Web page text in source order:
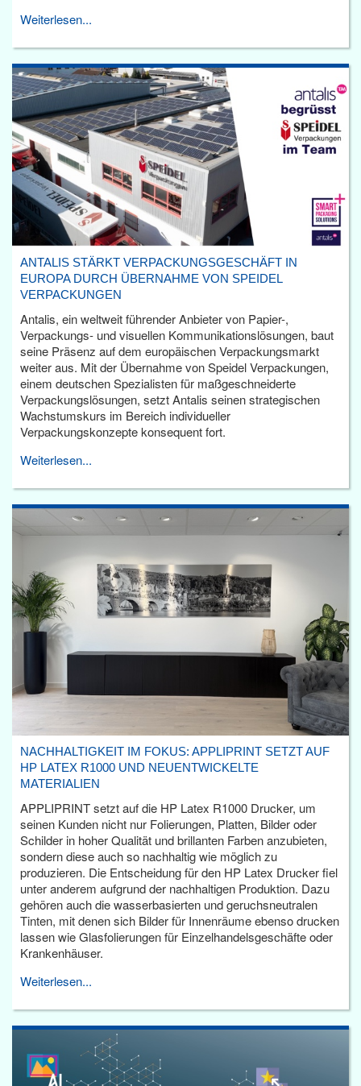
Weiterlesen...
ANTALIS STÄRKT VERPACKUNGSGESCHÄFT IN
EUROPA DURCH ÜBERNAHME VON SPEIDEL
VERPACKUNGEN
Antalis, ein weltweit führender Anbieter von Papier-,
Verpackungs- und visuellen Kommunikationslösungen, baut
seine Präsenz auf dem europäischen Verpackungsmarkt
weiter aus. Mit der Übernahme von Speidel Verpackungen,
einem deutschen Spezialisten für maßgeschneiderte
Verpackungslösungen, setzt Antalis seinen strategischen
Wachstumskurs im Bereich individueller
Verpackungskonzepte konsequent fort.
Weiterlesen...
NACHHALTIGKEIT IM FOKUS: APPLIPRINT SETZT AUF
HP LATEX R1000 UND NEUENTWICKELTE
MATERIALIEN
APPLIPRINT setzt auf die HP Latex R1000 Drucker, um
seinen Kunden nicht nur Folierungen, Platten, Bilder oder
Schilder in hoher Qualität und brillanten Farben anzubieten,
sondern diese auch so nachhaltig wie möglich zu
produzieren. Die Entscheidung für den HP Latex Drucker fiel
unter anderem aufgrund der nachhaltigen Produktion. Dazu
gehören auch die wasserbasierten und geruchsneutralen
Tinten, mit denen sich Bilder für Innenräume ebenso drucken
lassen wie Glasfolierungen für Einzelhandelsgeschäfte oder
Krankenhäuser.
Weiterlesen...